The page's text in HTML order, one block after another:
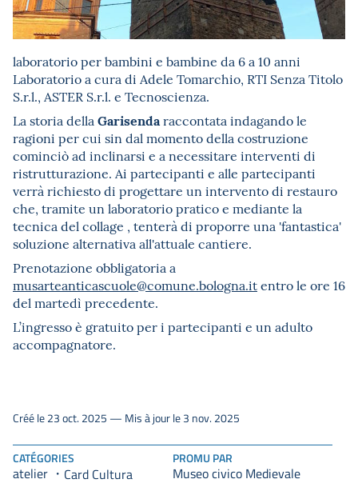
laboratorio per bambini e bambine da 6 a 10 anni
Laboratorio a cura di Adele Tomarchio, RTI Senza Titolo
S.r.l., ASTER S.r.l. e Tecnoscienza.
La storia della Garisendaraccontata indagando le
ragioni per cui sin dal momento della costruzione
cominciò ad inclinarsi e a necessitare interventi di
ristrutturazione. Ai partecipanti e alle partecipanti
verrà richiesto di progettare un intervento di restauro
che, tramite un laboratorio pratico e mediante la
tecnica del collage , tenterà di proporre una 'fantastica'
soluzione alternativa all'attuale cantiere.
Prenotazione obbligatoria a
musarteanticascuole@comune.bologna.itentro le ore 16
del martedì precedente.
L’ingresso è gratuito per i partecipanti e un adulto
accompagnatore.
CATÉGORIES
atelier Card Cultura
PROMU PAR
Museo civico Medievale
Créé le 23 oct. 2025 — Mis à jour le 3 nov. 2025